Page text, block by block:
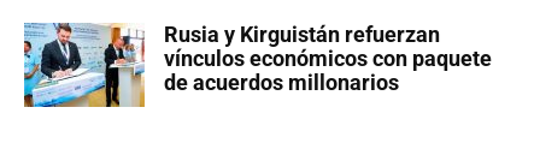
Rusia y Kirguistán refuerzan
vínculos económicos con paquete
de acuerdos millonarios